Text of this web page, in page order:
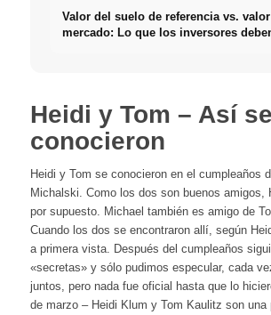
Valor del suelo de referencia vs.
mercado: Lo que los inversores
Heidi y Tom – Así se
conocieron
Heidi y Tom se conocieron en el cumpleaños
Michalski. Como los dos son buenos amigos,
por supuesto. Michael también es amigo de
Cuando los dos se encontraron allí, según
a primera vista. Después del cumpleaños
«secretas» y sólo pudimos especular, cada
juntos, pero nada fue oficial hasta que lo
de marzo – Heidi Klum y Tom Kaulitz son una